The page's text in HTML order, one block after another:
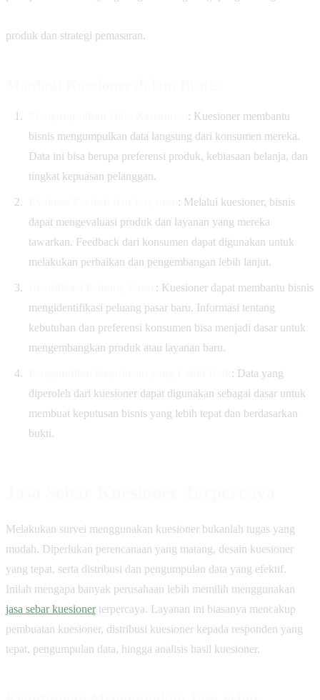
produk dan strategi pemasaran.
: Kuesioner membantu
bisnis mengumpulkan data langsung dari konsumen mereka.
Data ini bisa berupa preferensi produk, kebiasaan belanja, dan
tingkat kepuasan pelanggan.
: Melalui kuesioner, bisnis
dapat mengevaluasi produk dan layanan yang mereka
tawarkan. Feedback dari konsumen dapat digunakan untuk
melakukan perbaikan dan pengembangan lebih lanjut.
: Kuesioner dapat membantu bisnis
mengidentifikasi peluang pasar baru. Informasi tentang
kebutuhan dan preferensi konsumen bisa menjadi dasar untuk
mengembangkan produk atau layanan baru.
: Data yang
diperoleh dari kuesioner dapat digunakan sebagai dasar untuk
membuat keputusan bisnis yang lebih tepat dan berdasarkan
bukti.
Melakukan survei menggunakan kuesioner bukanlah tugas yang
mudah. Diperlukan perencanaan yang matang, desain kuesioner
yang tepat, serta distribusi dan pengumpulan data yang efektif.
Inilah mengapa banyak perusahaan lebih memilih menggunakan
jasa sebar kuesionerterpercaya. Layanan ini biasanya mencakup
pembuatan kuesioner, distribusi kuesioner kepada responden yang
tepat, pengumpulan data, hingga analisis hasil kuesioner.